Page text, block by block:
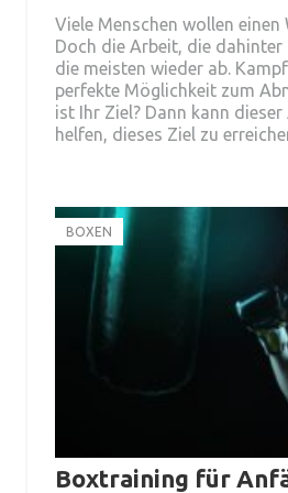
Viele Menschen wollen
Doch die Arbeit, die
die meisten wieder ab.
perfekte Möglichkeit zum
ist Ihr Ziel? Dann kann
helfen, dieses Ziel zu
BOXEN
Boxtraining für